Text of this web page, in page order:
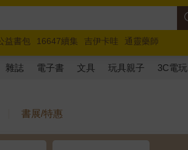
益書包 16647續集 吉伊卡哇
通靈藥師
斯克 玩具總動員5 超慢跑
雜誌 電子書 文具 玩具親子 3C電玩
書展/特惠